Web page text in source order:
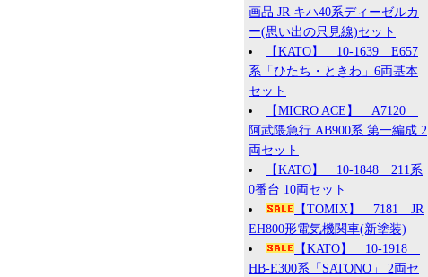
画品 JR キハ40系ディーゼルカ
ー(思い出の只見線)セット
【KATO】 10-1639 E657
系「ひたち・ときわ」6両基本
セット
【MICRO ACE】 A7120
阿武隈急行 AB900系 第一編成 2
両セット
【KATO】 10-1848 211系
0番台 10両セット
【TOMIX】 7181 JR
EH800形電気機関車(新塗装)
【KATO】 10-1918
HB-E300系「SATONO」 2両セ